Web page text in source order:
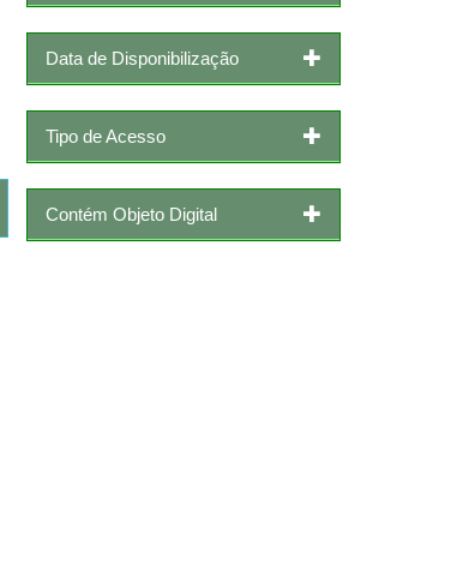
Data de Disponibilização
Tipo de Acesso
Contém Objeto Digital